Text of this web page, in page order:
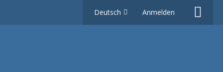
Deutsch Anmelden